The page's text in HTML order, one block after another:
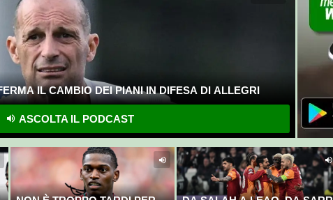
IL CAMBIO DEI PIANI IN DIFESA DI ALLEGRI
ASCOLTA IL PODCAST